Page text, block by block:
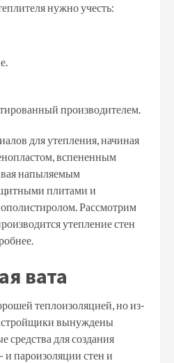
нужно учесть:
производителем.
для утепления, начиная
вспененным
напыляемым
плитами и
Рассмотрим
утепление стен
вата
теплоизоляцией, но из-
вынуждены
средства для создания
пароизоляции стен и